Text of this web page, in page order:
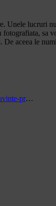
lucruri
sa
De aceea le
pr…